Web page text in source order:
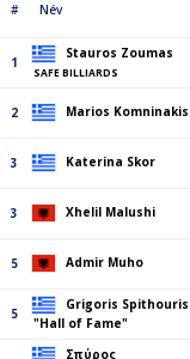
# Név
1
Stauros Zoumas
SAFE BILLIARDS
2 Marios Komninakis
3 Katerina Skor
3 Xhelil Malushi
5 Admir Muho
5
Grigoris Spithouris
"Hall of Fame"
Σπύρος